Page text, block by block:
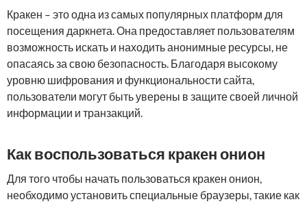
Кракен – это одна из самых популярных платформ для
посещения даркнета. Она предоставляет пользователям
возможность искать и находить анонимные ресурсы, не
опасаясь за свою безопасность. Благодаря высокому
уровню шифрования и функциональности сайта,
пользователи могут быть уверены в защите своей личной
информации и транзакций.
Как воспользоваться кракен онион
Для того чтобы начать пользоваться кракен онион,
необходимо установить специальные браузеры, такие как